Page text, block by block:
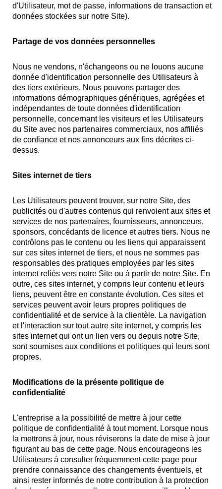
d'Utilisateur, mot de passe, informations de transaction et
données stockées sur notre Site).
Partage de vos données personnelles
Nous ne vendons, n'échangeons ou ne louons aucune
donnée d'identification personnelle des Utilisateurs à
des tiers extérieurs. Nous pouvons partager des
informations démographiques génériques, agrégées et
indépendantes de toute données d'identification
personnelle, concernant les visiteurs et les Utilisateurs
du Site avec nos partenaires commerciaux, nos affiliés
de confiance et nos annonceurs aux fins décrites ci-
dessus.
Sites internet de tiers
Les Utilisateurs peuvent trouver, sur notre Site, des
publicités ou d'autres contenus qui renvoient aux sites et
services de nos partenaires, fournisseurs, annonceurs,
sponsors, concédants de licence et autres tiers. Nous ne
contrôlons pas le contenu ou les liens qui apparaissent
sur ces sites internet de tiers, et nous ne sommes pas
responsables des pratiques employées par les sites
internet reliés vers notre Site ou à partir de notre Site. En
outre, ces sites internet, y compris leur contenu et leurs
liens, peuvent être en constante évolution. Ces sites et
services peuvent avoir leurs propres politiques de
confidentialité et de service à la clientèle. La navigation
et l'interaction sur tout autre site internet, y compris les
sites internet qui ont un lien vers ou depuis notre Site,
sont soumises aux conditions et politiques qui leurs sont
propres.
Modifications de la présente politique de
confidentialité
L'entreprise a la possibilité de mettre à jour cette
politique de confidentialité à tout moment. Lorsque nous
la mettrons à jour, nous réviserons la date de mise à jour
figurant au bas de cette page. Nous encourageons les
Utilisateurs à consulter fréquemment cette page pour
prendre connaissance des changements éventuels, et
ainsi rester informés de notre contribution à la protection